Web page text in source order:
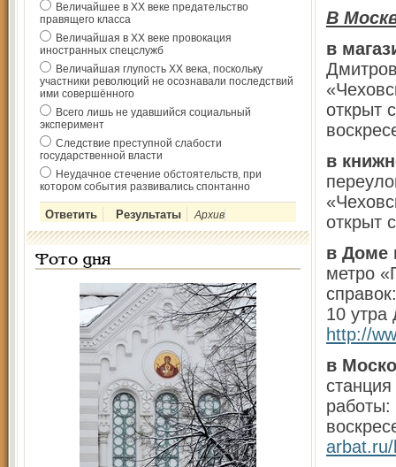
Величайшее в ХХ веке предательство
правящего класса
Величайшая в ХХ веке провокация
иностранных спецслужб
Величайшая глупость ХХ века, поскольку
участники революций не осознавали последствий
ими совершённого
Всего лишь не удавшийся социальный
эксперимент
Следствие преступной слабости
государственной власти
Неудачное стечение обстоятельств, при
котором события развивались спонтанно
Архив
Фото дня
В
в
открыт
в
открыт
в Доме
метро
10 утра
http://
в